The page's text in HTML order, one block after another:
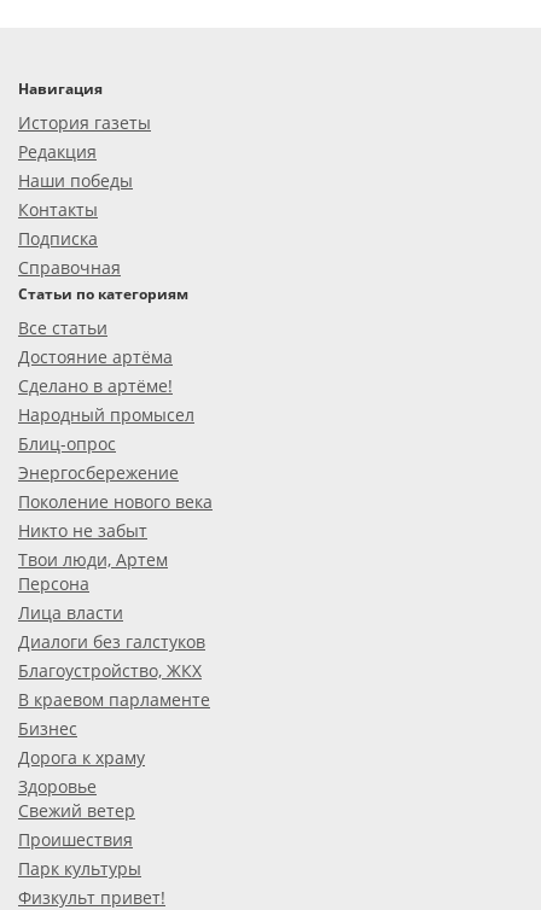
Навигация
История газеты
Редакция
Наши победы
Контакты
Подписка
Справочная
Статьи по категориям
Все статьи
Достояние артёма
Сделано в артёме!
Народный промысел
Блиц-опрос
Энергосбережение
Поколение нового века
Никто не забыт
Твои люди, Артем
Персона
Лица власти
Диалоги без галстуков
Благоустройство, ЖКХ
В краевом парламенте
Бизнес
Дорога к храму
Здоровье
Свежий ветер
Проишествия
Парк культуры
Физкульт привет!